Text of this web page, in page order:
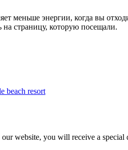
меньше энергии, когда вы
страницу, которую посещали.
beach resort
website, you will receive a